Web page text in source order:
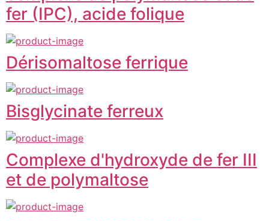
fer (IPC), acide folique
Dérisomaltose ferrique
Bisglycinate ferreux
Complexe d'hydroxyde de fer III
et de polymaltose